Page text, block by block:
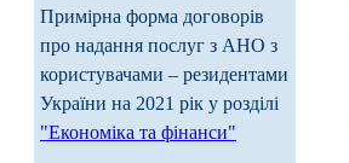
Примірна форма договорів
про надання послуг з АНО з
користувачами – резидентами
України на 2021 рік у розділі
"Економіка та фінанси"